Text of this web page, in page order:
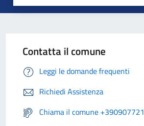
Contatta il comune
Leggi le domande frequenti
Richiedi Assistenza
Chiama il comune +390907721